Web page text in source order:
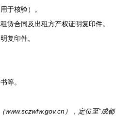
于核验）。
赁合同及出租方产权证明复印件。
复印件。
等。
www.sczwfw.gov.cn），定位至“成都